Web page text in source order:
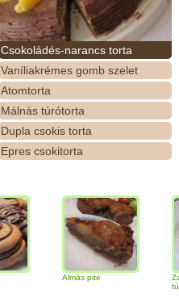
Csokoládés-narancs torta
Vaníliakrémes gomb szelet
Atomtorta
Málnás túrótorta
Dupla csokis torta
Epres csokitorta
Almás pite
Zabpelyhes
túrógombóc